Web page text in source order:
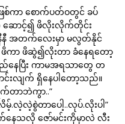
စ်ကာ စောက်ပတ်ဝတွင် ခပ်
ဆောင့်၍ ဖိလိုးလိုက်တိုင်း
နီ အတက်လေးမှာ မလွတ်နိုင်
ာ ဖိဆွဲ၍လိုးတာ ခံနေရတော့
နေပြီး ကာမအရသာတွေ တ
းလျက် ရှိနေပါတော့သည်။
က်တာဘဲကွာ..”
မ့်.လဲ့လဲ့စွဲတာပေါ့..လုပ်.လိုးပါ”
နေသလို ဇော်မင်းကိုမှာလဲ လီး